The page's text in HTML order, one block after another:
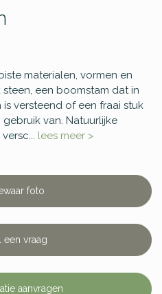
materialen, vormen en
een boomstam dat in
versteend of een fraai stuk
van. Natuurlijke
lees meer >
foto
een vraag
aanvragen